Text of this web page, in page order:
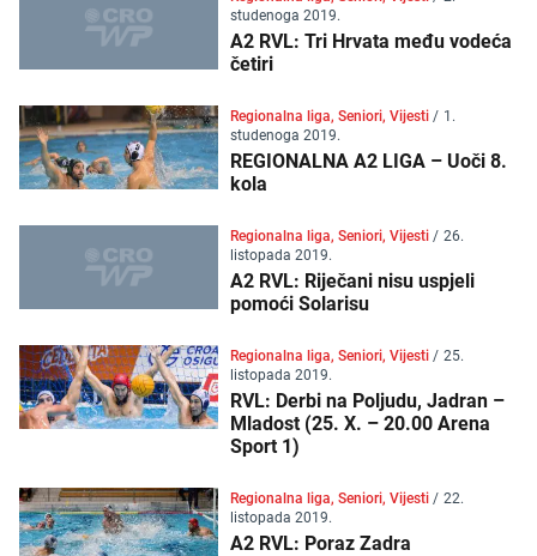
studenoga 2019.
A2 RVL: Tri Hrvata među vodeća
četiri
Regionalna liga, Seniori, Vijesti/ 1.
studenoga 2019.
REGIONALNA A2 LIGA – Uoči 8.
kola
Regionalna liga, Seniori, Vijesti/ 26.
listopada 2019.
A2 RVL: Riječani nisu uspjeli
pomoći Solarisu
Regionalna liga, Seniori, Vijesti/ 25.
listopada 2019.
RVL: Derbi na Poljudu, Jadran –
Mladost (25. X. – 20.00 Arena
Sport 1)
Regionalna liga, Seniori, Vijesti/ 22.
listopada 2019.
A2 RVL: Poraz Zadra